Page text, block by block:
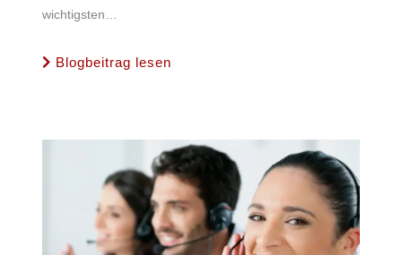
wichtigsten…
Blogbeitrag lesen